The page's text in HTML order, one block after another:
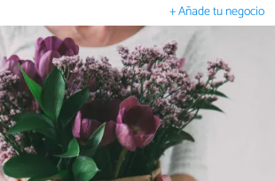
+ Añade tu negocio